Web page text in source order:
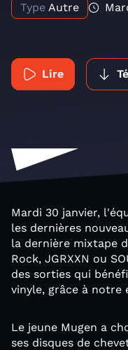
Type Autre
Lire
Mardi 30 janvier,
les dernières
la dernière mixtape
Rock, JGRXXN ou
des sorties qui
vinyle, grâce à notre
Le jeune Mugen a
ses disques de